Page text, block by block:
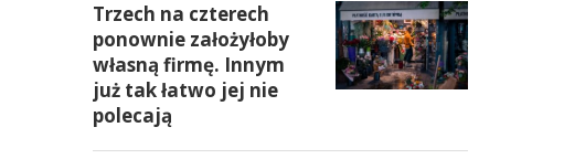
Trzech na czterech
ponownie założyłoby
własną firmę. Innym
już tak łatwo jej nie
polecają